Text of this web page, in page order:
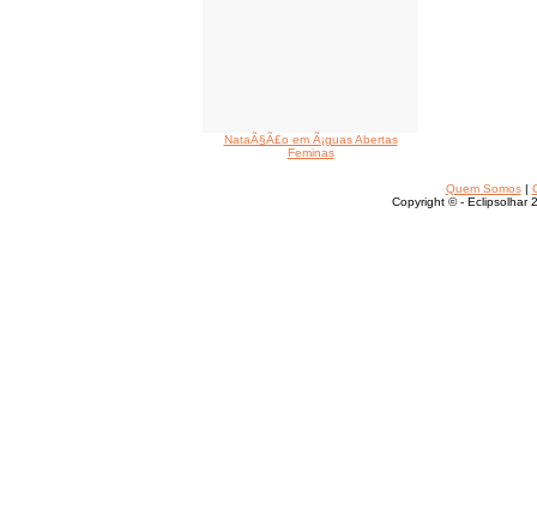
NataÃ§Ã£o em Ã¡guas Abertas
Feminas
Quem Somos|
Copyright © - Eclipsolhar